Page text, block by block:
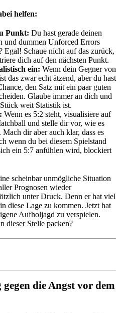
helfen:
Punkt: Du hast gerade deinen
und dummen Unforced Errors
Egal! Schaue nicht auf das zurück,
dich auf den nächsten Punkt.
ein: Wenn dein Gegner von
das zwar echt ätzend, aber du hast
den Satz mit ein paar guten
Glaube immer an dich und
weit Statistik ist.
Wenn es 5:2 steht, visualisiere auf
und stelle dir vor, wie es
dir aber auch klar, dass es
wenn du bei diesem Spielstand
ein 5:7 anfühlen wird, blockiert
scheinbar unmögliche Situation
Prognosen wieder
unter Druck. Denn er hat viel
diese Lage zu kommen. Jetzt hat
Aufholjagd zu verspielen.
dieser Stelle packen?
die Angst vor dem